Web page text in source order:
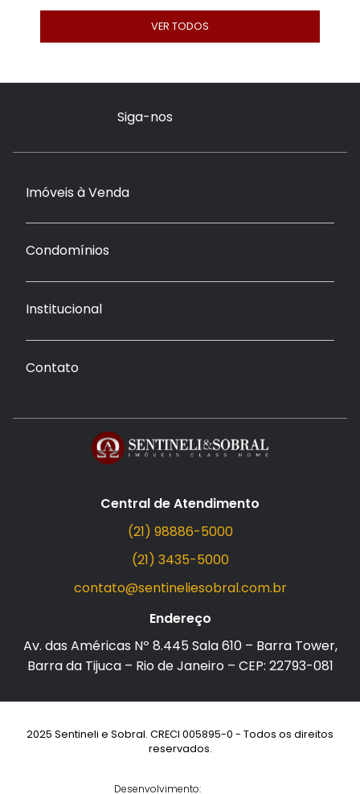
VER TODOS
Siga-nos
Imóveis à Venda
Condomínios
Institucional
Contato
Central de Atendimento
(21) 98886-5000
(21) 3435-5000
contato@sentineliesobral.com.br
Endereço
Av. das Américas Nº 8.445 Sala 610 – Barra Tower,
Barra da Tijuca – Rio de Janeiro – CEP: 22793-081
2025 Sentineli e Sobral. CRECI 005895-0 - Todos os direitos
reservados.
Desenvolvimento: